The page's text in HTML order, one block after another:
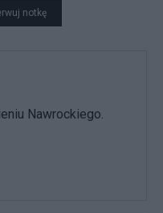
notkę
Nawrockiego.